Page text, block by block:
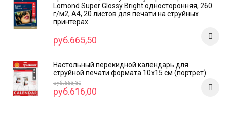
Lomond Super Glossy Bright односторонняя, 260
г/м2, А4, 20 листов для печати на струйных
принтерах
руб.665,50
Настольный перекидной календарь для
струйной печати формата 10x15 см (портрет)
руб.663,30
руб.616,00